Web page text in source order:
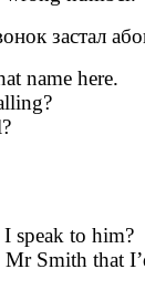
застал
here.
speak to him?
Smith that